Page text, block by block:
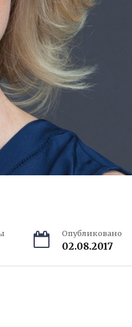
Опубликовано
02.08.2017